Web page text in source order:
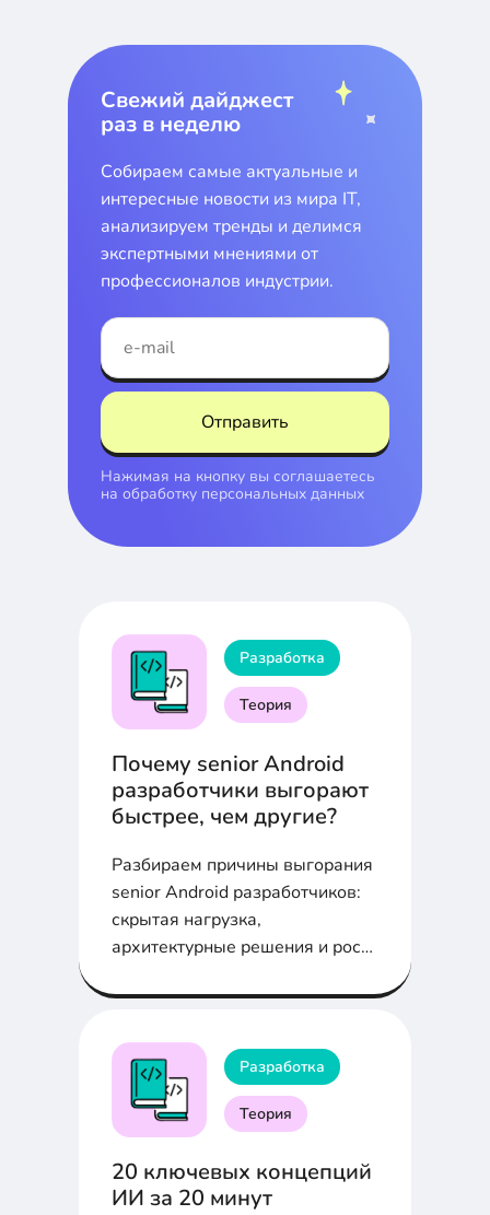
Свежий дайджест
раз в неделю
Собираем самые актуальные и
интересные новости из мира IT,
анализируем тренды и делимся
экспертными мнениями от
профессионалов индустрии.
Отправить
Нажимая на кнопку вы соглашаетесь
на обработку персональных данных
Разработка
Теория
Почему senior Android
разработчики выгорают
быстрее, чем другие?
Разбираем причины выгорания
senior Android разработчиков:
скрытая нагрузка,
архитектурные решения и рост
Разработка
Теория
20 ключевых концепций
ИИ за 20 минут